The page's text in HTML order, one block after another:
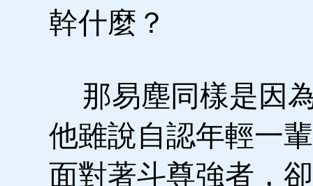
幹什麼？
那易塵同樣是因
他雖說自認年輕一
面對著斗尊強者，